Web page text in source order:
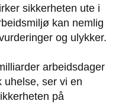
sikkerheten ute i
kan nemlig
og ulykker.
arbeidsdager
uhelse, ser vi en
på